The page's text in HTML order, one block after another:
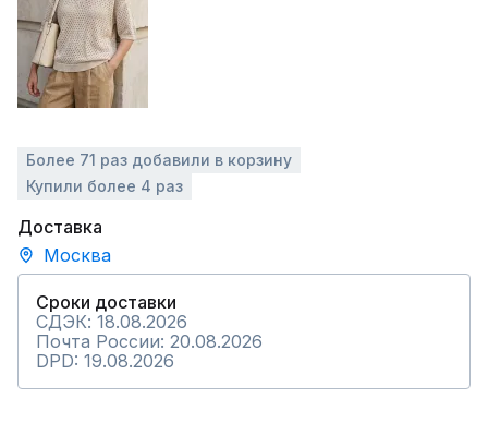
Более 71 раз добавили в корзину
Купили более 4 раз
Доставка
Москва
Сроки доставки
СДЭК: 18.08.2026
Почта России: 20.08.2026
DPD: 19.08.2026